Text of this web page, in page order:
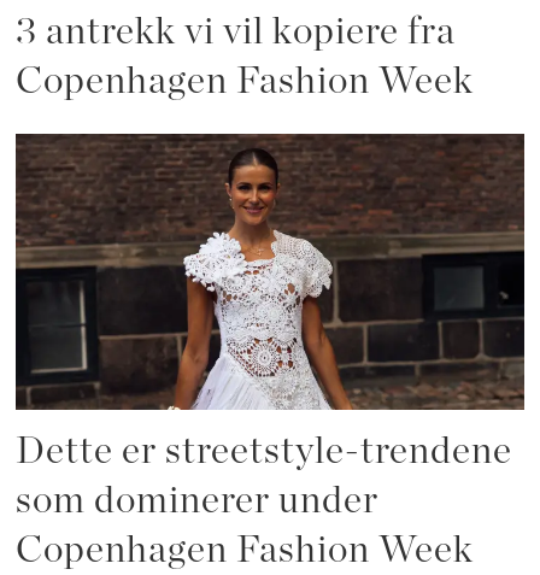
3 antrekk vi vil kopiere fra
Copenhagen Fashion Week
Dette er streetstyle-trendene
som dominerer under
Copenhagen Fashion Week